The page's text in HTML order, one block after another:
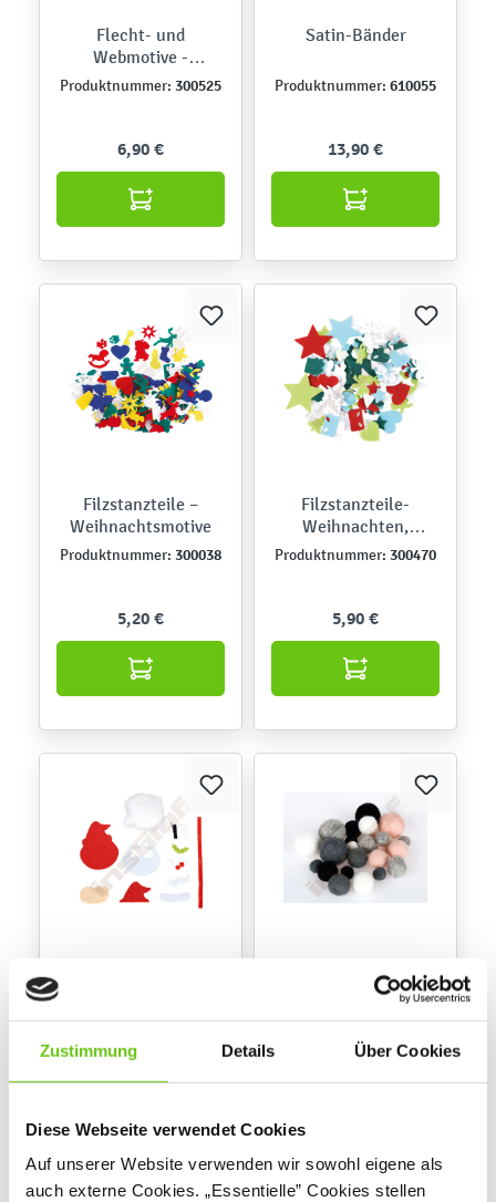
Zustimmung Details Über Cookies
Diese Webseite verwendet Cookies
Auf unserer Website verwenden wir sowohl eigene als
auch externe Cookies. „Essentielle” Cookies stellen
Flecht- und
Webmotive -
Weihnachten
Produktnummer: 300525
6,90 €
Satin-Bänder
Produktnummer: 610055
13,90 €
Filzstanzteile –
Weihnachtsmotive
Produktnummer: 300038
5,20 €
Filzstanzteile-
Weihnachten,
selbstklebend
Produktnummer: 300470
5,90 €
Produktnummer:300511
3,50 €
Filzkugeln, 25 Stck. -
grau-rosa
Produktnummer:300522
7,90 €